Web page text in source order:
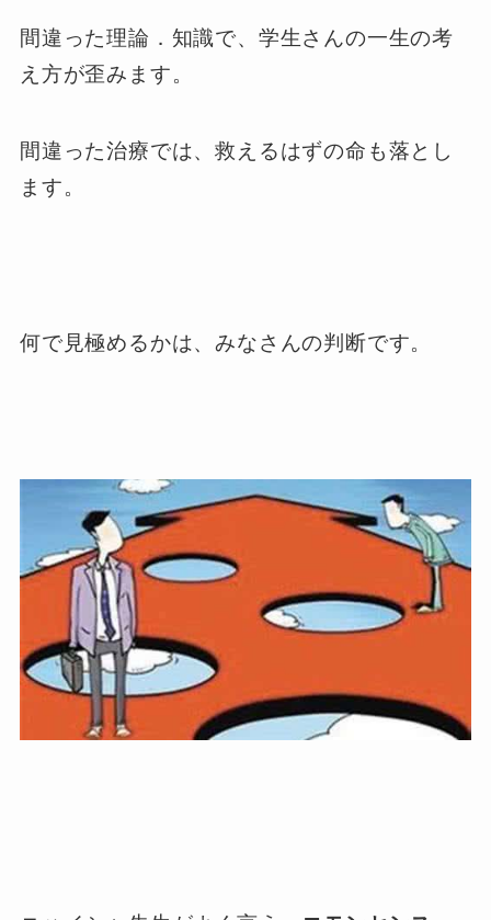
間違った理論．知識で、学生さんの一生の考
え方が歪みます。
間違った治療では、救えるはずの命も落とし
ます。
何で見極めるかは、みなさんの判断です。